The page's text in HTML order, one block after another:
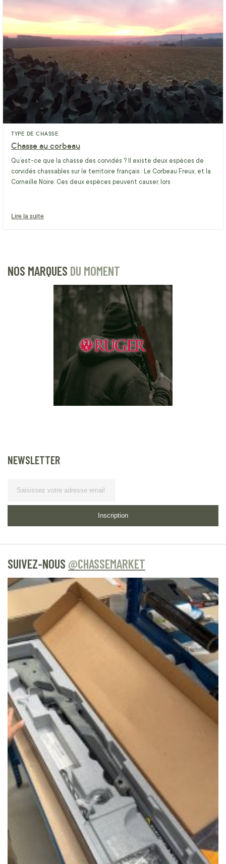
TYPE DE CHASSE
Chasse au corbeau
Qu’est-ce que la chasse des corvidés ? Il existe deux espèces de
corvidés chassables sur le territoire français : Le Corbeau Freux, et la
Corneille Noire. Ces deux espèces peuvent causer, lors
Lire la suite
NOS MARQUES DU MOMENT
NEWSLETTER
Inscription
SUIVEZ-NOUS @CHASSEMARKET